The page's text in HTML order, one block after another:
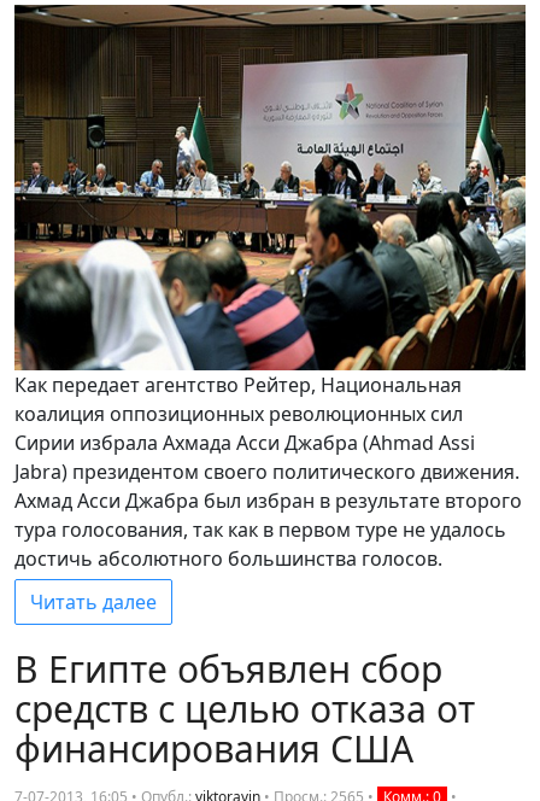
Как передает агентство Рейтер, Национальная
коалиция оппозиционных революционных сил
Сирии избрала Ахмада Асси Джабра (Ahmad Assi
Jabra) президентом своего политического движения.
Ахмад Асси Джабра был избран в результате второго
тура голосования, так как в первом туре не удалось
достичь абсолютного большинства голосов.
Читать далее
В Египте объявлен сбор
средств с целью отказа от
финансирования США
7-07-2013, 16:05 • Опубл.:viktoravin • Просм.: 2565 • Комм.: 0 •